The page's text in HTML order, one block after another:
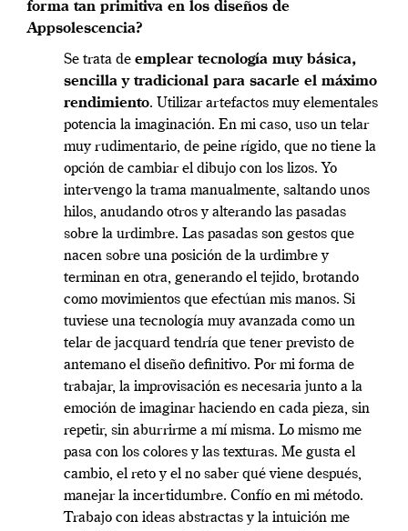
forma tan primitiva en los diseños de
Appsolescencia?
Se trata de emplear tecnología muy básica,
sencilla y tradicional para sacarle el máximo
rendimiento. Utilizar artefactos muy elementales
potencia la imaginación. En mi caso, uso un telar
muy rudimentario, de peine rígido, que no tiene la
opción de cambiar el dibujo con los lizos. Yo
intervengo la trama manualmente, saltando unos
hilos, anudando otros y alterando las pasadas
sobre la urdimbre. Las pasadas son gestos que
nacen sobre una posición de la urdimbre y
terminan en otra, generando el tejido, brotando
como movimientos que efectúan mis manos. Si
tuviese una tecnología muy avanzada como un
telar de jacquard tendría que tener previsto de
antemano el diseño definitivo. Por mi forma de
trabajar, la improvisación es necesaria junto a la
emoción de imaginar haciendo en cada pieza, sin
repetir, sin aburrirme a mí misma. Lo mismo me
pasa con los colores y las texturas. Me gusta el
cambio, el reto y el no saber qué viene después,
manejar la incertidumbre. Confío en mi método.
Trabajo con ideas abstractas y la intuición me